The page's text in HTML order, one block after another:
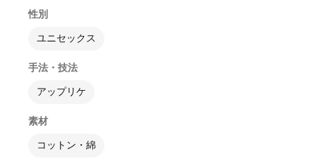
性別
ユニセックス
手法・技法
アップリケ
素材
コットン・綿